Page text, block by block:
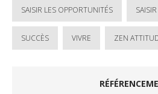
SAISIR LES OPPORTUNITÉS
SUCCÈS VIVRE ZEN